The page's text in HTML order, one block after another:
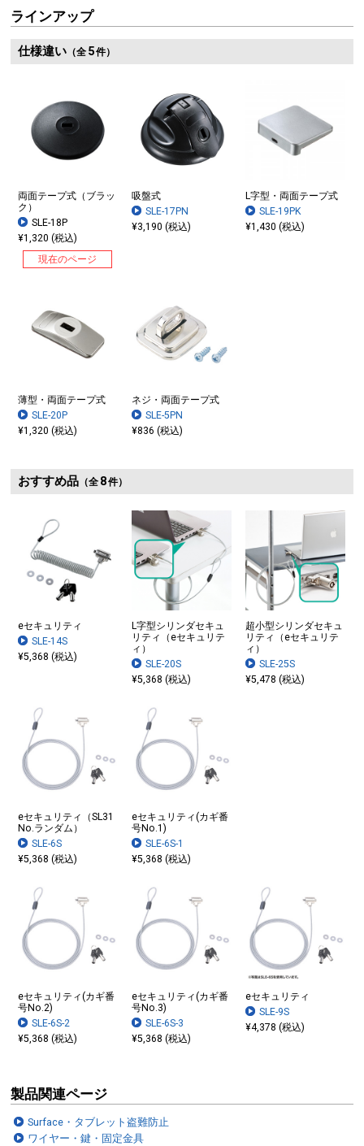
ラインアップ
仕様違い（全 5件）
両面テープ式（ブラッ
ク）
SLE-18P
¥1,320 (税込)
現在のページ
吸盤式
SLE-17PN
¥3,190 (税込)
L字型・両面テープ式
SLE-19PK
¥1,430 (税込)
薄型・両面テープ式
SLE-20P
¥1,320 (税込)
ネジ・両面テープ式
SLE-5PN
¥836 (税込)
おすすめ品（全 8件）
eセキュリティ
SLE-14S
¥5,368 (税込)
L字型シリンダセキュ
リティ（eセキュリテ
ィ）
SLE-20S
¥5,368 (税込)
超小型シリンダセキュ
リティ（eセキュリテ
ィ）
SLE-25S
¥5,478 (税込)
eセキュリティ（SL31
No.ランダム）
SLE-6S
¥5,368 (税込)
eセキュリティ(カギ番
号No.1)
SLE-6S-1
¥5,368 (税込)
eセキュリティ(カギ番
号No.2)
SLE-6S-2
¥5,368 (税込)
eセキュリティ(カギ番
号No.3)
SLE-6S-3
¥5,368 (税込)
eセキュリティ
SLE-9S
¥4,378 (税込)
製品関連ページ
Surface・タブレット盗難防止
ワイヤー・鍵・固定金具